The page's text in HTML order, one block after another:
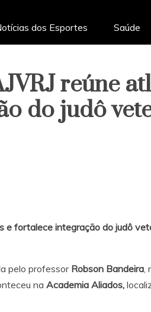
dos Esportes Saúde
reúne
do judô
e fortalece integração do judô
pelo professorRobson Bandeira,
na Academia Aliados,